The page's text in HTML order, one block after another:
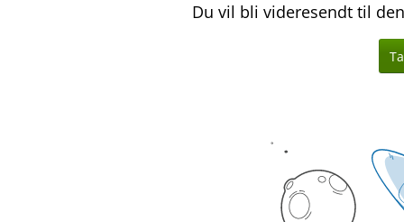
Du vil bli videresendt til